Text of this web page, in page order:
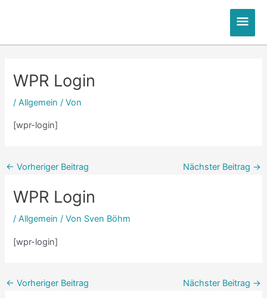
WPR Login
/Allgemein / Von
[wpr-login]
← Vorheriger Beitrag Nächster Beitrag →
WPR Login
/Allgemein / Von Sven Böhm
[wpr-login]
← Vorheriger Beitrag Nächster Beitrag →